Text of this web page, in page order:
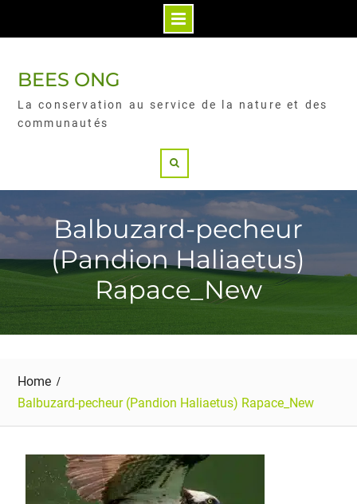
BEES ONG
La conservation au service de la nature et des
communautés
Balbuzard-pecheur
(Pandion Haliaetus)
Rapace_New
Home
Balbuzard-pecheur (Pandion Haliaetus) Rapace_New